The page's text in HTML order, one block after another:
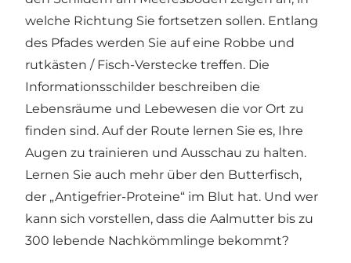
welche Richtung Sie fortsetzen sollen. Entlang
des Pfades werden Sie auf eine Robbe und
rutkästen / Fisch-Verstecke treffen. Die
Informationsschilder beschreiben die
Lebensräume und Lebewesen die vor Ort zu
finden sind. Auf der Route lernen Sie es, Ihre
Augen zu trainieren und Ausschau zu halten.
Lernen Sie auch mehr über den Butterfisch,
der „Antigefrier-Proteine“ im Blut hat. Und wer
kann sich vorstellen, dass die Aalmutter bis zu
300 lebende Nachkömmlinge bekommt?